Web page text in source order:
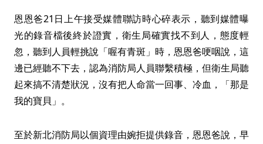
恩恩爸21日上午接受媒體聯訪時心碎表示，聽到媒體曝
光的錄音檔後終於證實，衛生局確實找不到人，態度輕
忽，聽到人員輕挑說「喔有青斑」時，恩恩爸哽咽說，這
邊已經聽不下去，認為消防局人員聯繫積極，但衛生局聽
起來搞不清楚狀況，沒有把人命當一回事、冷血，「那是
我的寶貝」。
至於新北消防局以個資理由婉拒提供錄音，恩恩爸說，早